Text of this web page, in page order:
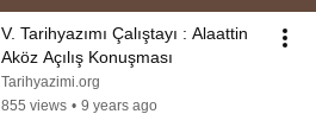
V. Tarihyazımı Çalıştayı : Alaattin
Aköz Açılış Konuşması
Tarihyazimi.org
855 views • 9 years ago